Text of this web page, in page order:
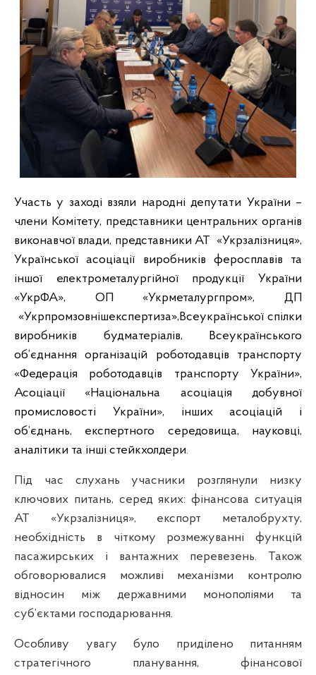
Участь у заході взяли народні депутати України –
члени Комітету, представники центральних органів
виконавчої влади, представники АТ «Укрзалізниця»,
Української асоціації виробників феросплавів та
іншої електрометалургійної продукції України
«УкрФА», ОП «Укрметалургпром», ДП
«Укрпромзовнішекспертиза»,Всеукраїнської спілки
виробників будматеріалів, Всеукраїнського
об’єднання організацій роботодавців транспорту
«Федерація роботодавців транспорту України»,
Асоціації «Національна асоціація добувної
промисловості України», інших асоціацій і
об’єднань, експертного середовища, науковці,
аналітики та інші стейкхолдери.
Під час слухань учасники розглянули низку
ключових питань, серед яких: фінансова ситуація
АТ «Укрзалізниця», експорт металобрухту,
необхідність в чіткому розмежуванні функцій
пасажирських і вантажних перевезень. Також
обговорювалися можливі механізми контролю
відносин між державними монополіями та
суб’єктами господарювання.
Особливу увагу було приділено питанням
стратегічного планування, фінансової